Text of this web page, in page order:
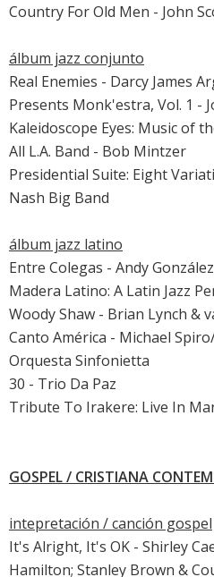
Country For Old Men - John
álbum jazz conjunto
Real Enemies - Darcy James
Presents Monk'estra, Vol. 1 -
Kaleidoscope Eyes: Music of
All L.A. Band - Bob Mintzer
Presidential Suite: Eight
Nash Big Band
álbum jazz latino
Entre Colegas - Andy González
Madera Latino: A Latin Jazz
Woody Shaw - Brian Lynch &
Canto América - Michael
Orquesta Sinfonietta
30 - Trio Da Paz
Tribute To Irakere: Live In
GOSPEL / CRISTIANA
intepretación / canción gospel
It's Alright, It's OK - Shirley
Hamilton; Stanley Brown &